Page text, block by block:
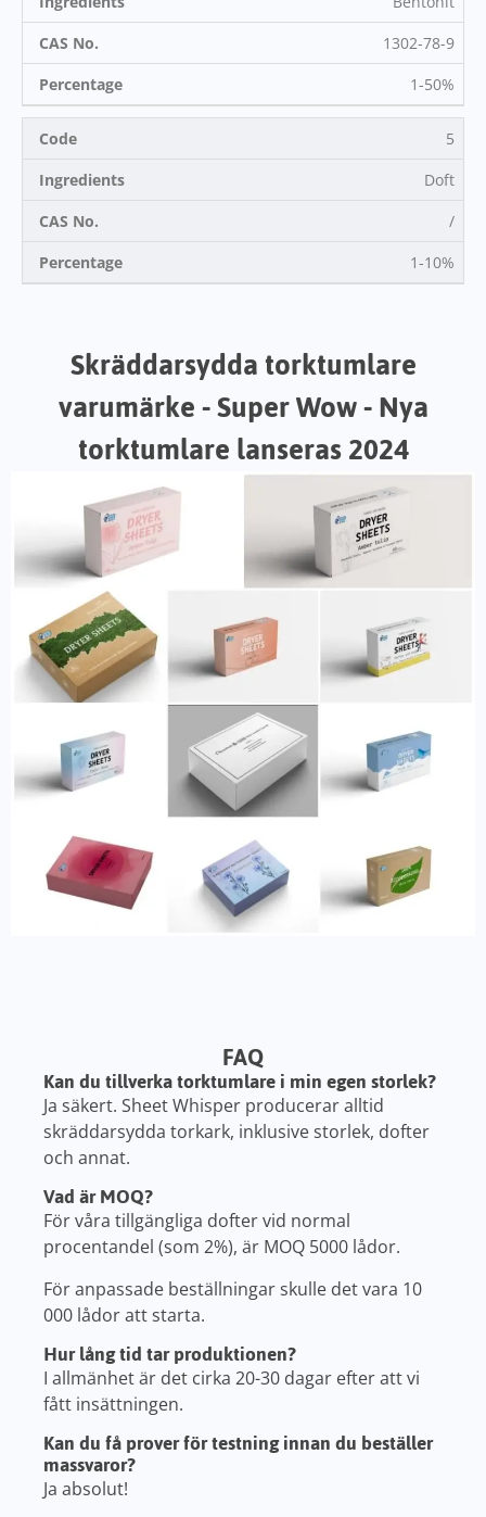
1302-78-9
1-50%
5
Doft
/
1-10%
Skräddarsydda torktumlare
varumärke - Super Wow - Nya
torktumlare lanseras 2024
FAQ
Kan du tillverka torktumlare i min egen storlek?
Ja säkert. Sheet Whisper producerar alltid
skräddarsydda torkark, inklusive storlek, dofter
och annat.
Vad är MOQ?
För våra tillgängliga dofter vid normal
procentandel (som 2%), är MOQ 5000 lådor.
För anpassade beställningar skulle det vara 10
000 lådor att starta.
Hur lång tid tar produktionen?
I allmänhet är det cirka 20-30 dagar efter att vi
fått insättningen.
Kan du få prover för testning innan du beställer
massvaror?
Ja absolut!